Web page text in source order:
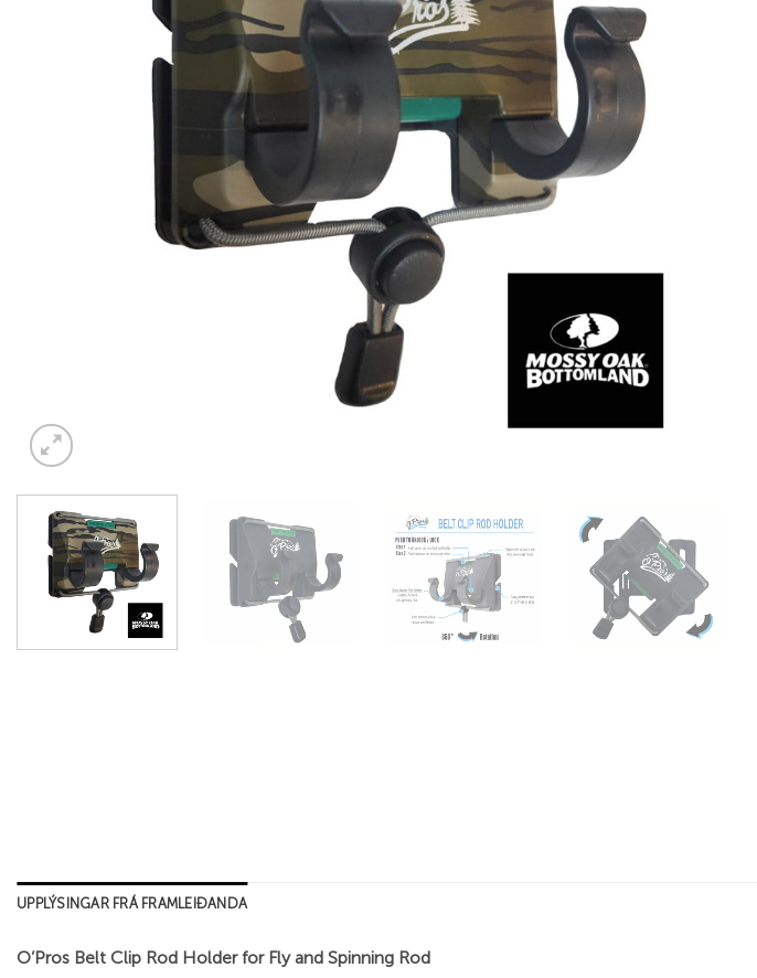
UPPLÝSINGAR FRÁ FRAMLEIÐANDA
O’Pros Belt Clip Rod Holder for Fly and Spinning Rod